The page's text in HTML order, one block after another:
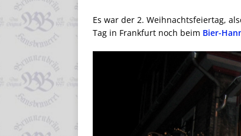
Es war der 2. Weihnachtsfeiertag,
Tag in Frankfurt noch beim Bier-